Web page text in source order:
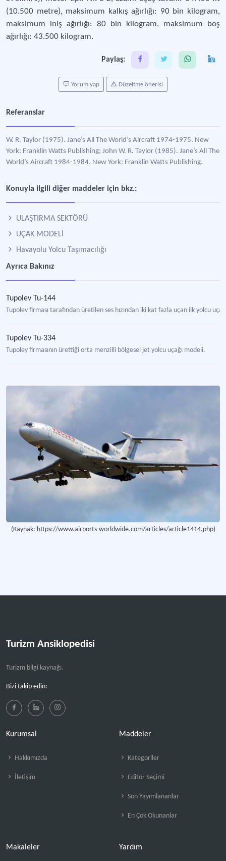
(10.500 metre), maksimum kalkış ağırlığı: 90 bin kilogram,
maksimum iniş ağırlığı: 80 bin kilogram, maksimum boş
ağırlığı: 43.500 kilogram.
Paylaş:
Yorum yap Düzeltme önerisi
Referanslar
W. R. Taylor (1975). Jane’s All The World’s Aircraft 1974-1975. New
York: Franklin Watts Publishing; John W. R. Taylor (1985). Jane’s All The
World’s Aircraft 1984-1984. New York: Franklin Watts Publishing.
Konuyla ilgili diğer maddeler için bkz.:
ULAŞTIRMA SEKTÖRÜ
UÇAK MODELİ
Havayolu Yolcu Taşımacılığı
Ayrıca Bakınız
Tupolev Tu-144
Tupolev firması tarafından üretilen ses hızından iki kat fazla uçan ilk yolcu
Tupolev Tu-334
Tupoley firmasının ürettiği orta menzilli bölgesel jet yolcu uçağı modeli.
(Kaynak: https://www.airports-worldwide.com/articles/article1414.php)
Turizm Ansiklopedisi
Turizm bilgi kaynağı.
Bizi takip edin:
Kurumsal
Hakkımızda
İletişim
Maddeler
Kategoriler
Editör Seçimi
Son Yayımlananlar
En Çok Okunanlar
Makaleler Yardım